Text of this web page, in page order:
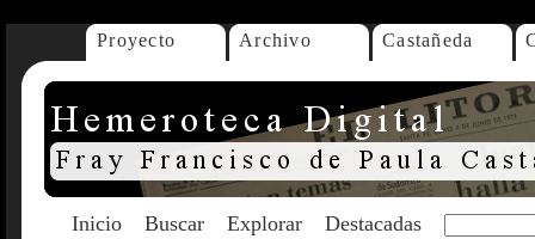
Proyecto Archivo Castañeda
Inicio Buscar Explorar Destacadas